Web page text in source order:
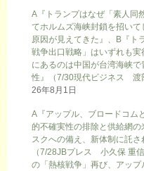
A『トランプはなぜ「素人同
てホルムズ海峡封鎖を招い
原因が見えてきた』、B『ト
戦争出口戦略」はいずれも
にあるのは中国が台湾海峡
性』（7/30現代ビジネス 渡
26年8月1日
A『アップル、ブロードコ
的不確実性の排除と供給網の
スクへの備え、新体制に託さ
（7/28JBプレス 小久保 重
の「熱核戦争」再び、アッ